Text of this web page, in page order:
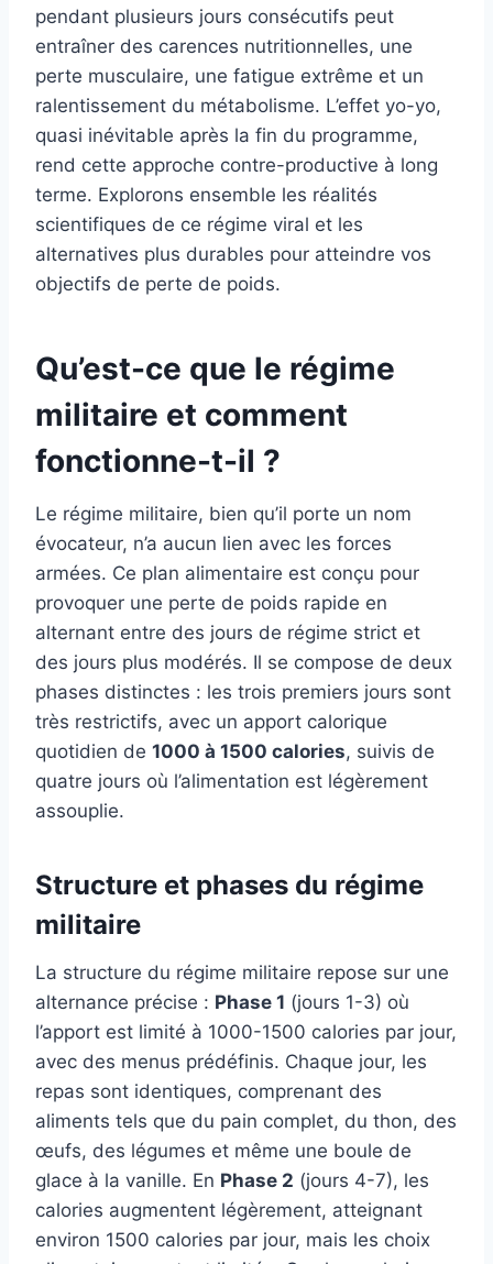
pendant plusieurs jours consécutifs peut
entraîner des carences nutritionnelles, une
perte musculaire, une fatigue extrême et un
ralentissement du métabolisme. L’effet yo-yo,
quasi inévitable après la fin du programme,
rend cette approche contre-productive à long
terme. Explorons ensemble les réalités
scientifiques de ce régime viral et les
alternatives plus durables pour atteindre vos
objectifs de perte de poids.
Qu’est-ce que le régime
militaire et comment
fonctionne-t-il ?
Le régime militaire, bien qu’il porte un nom
évocateur, n’a aucun lien avec les forces
armées. Ce plan alimentaire est conçu pour
provoquer une perte de poids rapide en
alternant entre des jours de régime strict et
des jours plus modérés. Il se compose de deux
phases distinctes : les trois premiers jours sont
très restrictifs, avec un apport calorique
quotidien de 1000 à 1500 calories, suivis de
quatre jours où l’alimentation est légèrement
assouplie.
Structure et phases du régime
militaire
La structure du régime militaire repose sur une
alternance précise : Phase 1 (jours 1-3) où
l’apport est limité à 1000-1500 calories par jour,
avec des menus prédéfinis. Chaque jour, les
repas sont identiques, comprenant des
aliments tels que du pain complet, du thon, des
œufs, des légumes et même une boule de
glace à la vanille. En Phase 2 (jours 4-7), les
calories augmentent légèrement, atteignant
environ 1500 calories par jour, mais les choix